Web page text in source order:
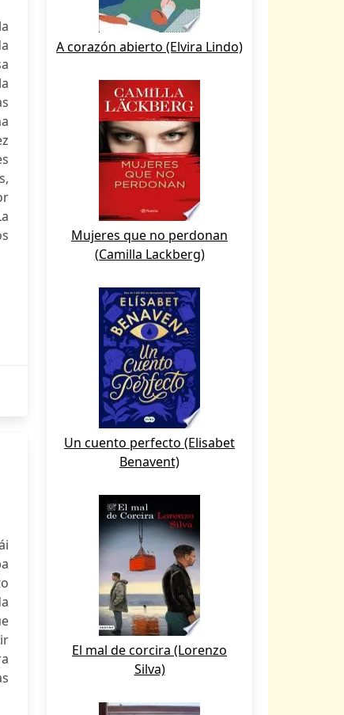
A corazón abierto (Elvira Lindo)
Mujeres que no perdonan
(Camilla Lackberg)
Un cuento perfecto (Elisabet
Benavent)
El mal de corcira (Lorenzo
Silva)